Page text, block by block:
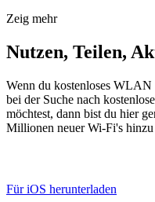
Zeig mehr
Nutzen, Teilen,
Wenn du kostenloses WLAN
bei der Suche nach
möchtest, dann bist du hier
Millionen neuer Wi-Fi's hinzu
Für iOS herunterladen